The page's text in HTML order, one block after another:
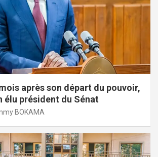
après son départ du pouvoir,
élu président du Sénat
BOKAMA